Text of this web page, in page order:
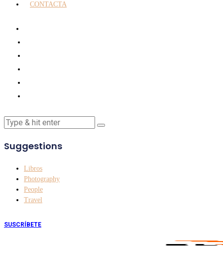
CONTACTA
Suggestions
Libros
Photography
People
Travel
SUSCRÍBETE